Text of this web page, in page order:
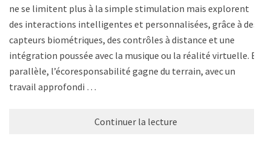
ne se limitent plus à la simple stimulation mais explorent
des interactions intelligentes et personnalisées, grâce à des
capteurs biométriques, des contrôles à distance et une
intégration poussée avec la musique ou la réalité virtuelle. En
parallèle, l’écoresponsabilité gagne du terrain, avec un
travail approfondi …
Continuer la lecture